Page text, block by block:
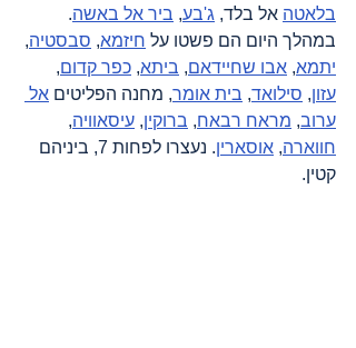
בלאטה אל בלד, ג'בע, ביר אל באשה.
במהלך היום הם פשטו על חיזמא, סבסטיה,
יתמא, אבו שחיידאם, ביתא, כפר קדום,
עזון, סילואד, בית אומר, מחנה הפליטים אל
ערוב, מראח רבאח, ברוקין, עיסאוויה,
חווארה, אוסארין
. נעצרו לפחות 7, ביניהם
קטין.